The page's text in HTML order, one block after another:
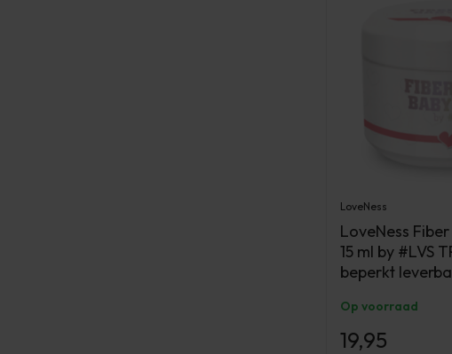
LoveNess
LoveNess
15 ml by #LVS
beperkt
Op voorraad
19,95